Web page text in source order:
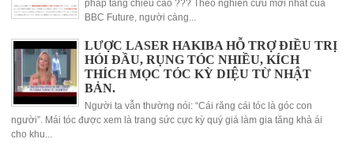
pháp tăng chiều cao ??? Theo nghiên cứu mới nhất của
BBC Future, người càng...
LƯỢC LASER HAKIBA HỖ TRỢ ĐIỀU TRỊ
HÓI ĐẦU, RỤNG TÓC NHIỀU, KÍCH
THÍCH MỌC TÓC KỲ DIỆU TỪ NHẬT
BẢN.
Người ta vẫn thường nói: “Cái răng cái tóc là góc con
người”. Mái tóc được xem là trang sức cực kỳ quý giá làm gia tăng khả ái
cho khu...